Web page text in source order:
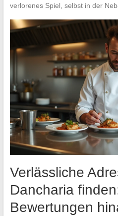
verlorenes Spiel, selbst in der
Verlässliche
Dancharia
Bewertungen